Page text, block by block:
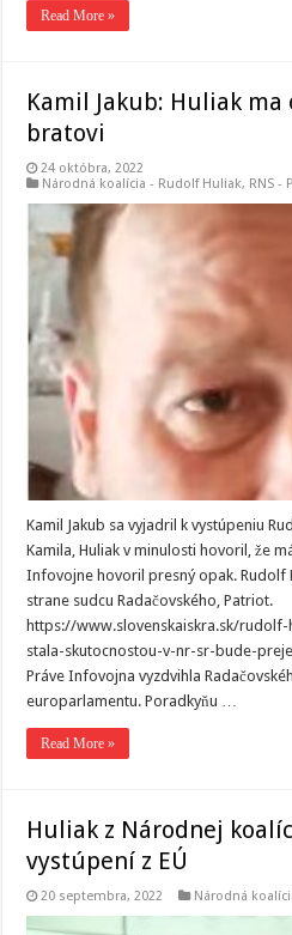
Read More »
Kamil Jakub: Huliak
bratovi
24 októbra, 2022
Národná koalícia - Rudolf Huliak, RNS -
Kamil Jakub sa vyjadril k vystúpeniu
Kamila, Huliak v minulosti hovoril, že
Infovojne hovoril presný opak. Rudolf
strane sudcu Radačovského, Patriot.
https://www.slovenskaiskra.sk/
stala-skutocnostou-v-nr-sr-bude-
Práve Infovojna vyzdvihla
europarlamentu. Poradkyňu …
Read More »
Huliak z Národnej
vystúpení z EÚ
20 septembra, 2022 Národná